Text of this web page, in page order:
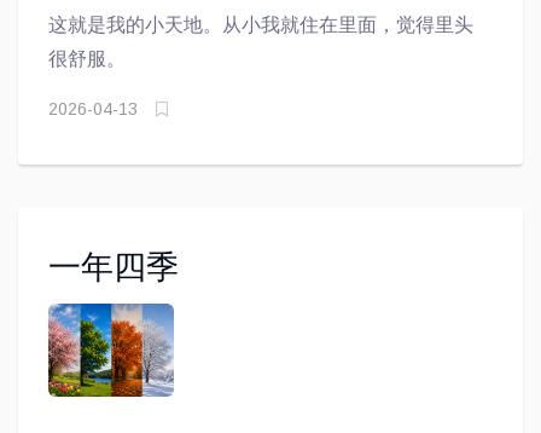
是因为老师给了一个一百分儿！最后，那抽屉需要
一把钥匙才能打开，只有我才知道钥匙藏在哪儿，
哈哈！所以甭想偷偷打开乱翻我的东西啦！
这就是我的小天地。从小我就住在里面，觉得里头
很舒服。
2026-04-13
一年四季